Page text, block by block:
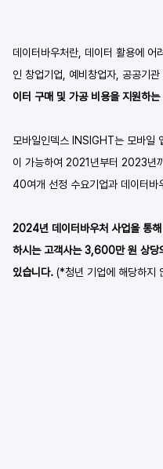
데이터바우처란, 데이터 활용에 어
인 창업기업, 예비창업자, 공공기관
이터 구매 및 가공 비용을 지원하는
모바일인덱스 INSIGHT는 모바일
이 가능하여 2021년부터 2023년
40여개 선정 수요기업과 데이터바
2024년 데이터바우처 사업을 통
하시는 고객사는 3,600만 원 상
있습니다. (*청년 기업에 해당하지